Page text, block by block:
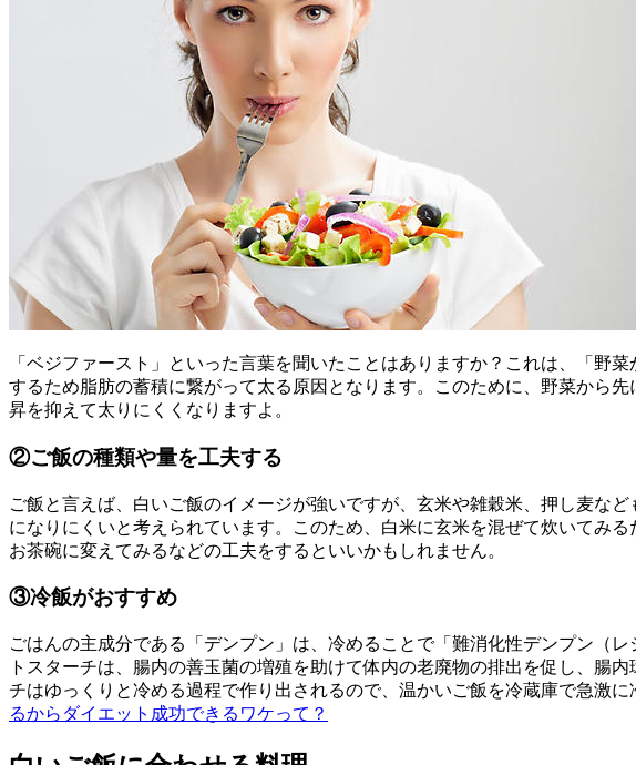
「ベジファースト」といった言葉を聞いたことはありますか？これは、「野
するため脂肪の蓄積に繋がって太る原因となります。このために、野菜から
昇を抑えて太りにくくなりますよ。
②ご飯の種類や量を工夫する
ご飯と言えば、白いご飯のイメージが強いですが、玄米や雑穀米、押し麦な
になりにくいと考えられています。このため、白米に玄米を混ぜて炊いてみ
お茶碗に変えてみるなどの工夫をするといいかもしれません。
③冷飯がおすすめ
ごはんの主成分である「デンプン」は、冷めることで「難消化性デンプン（
トスターチは、腸内の善玉菌の増殖を助けて体内の老廃物の排出を促し、腸
チはゆっくりと冷める過程で作り出されるので、温かいご飯を冷蔵庫で急激
るからダイエット成功できるワケって？